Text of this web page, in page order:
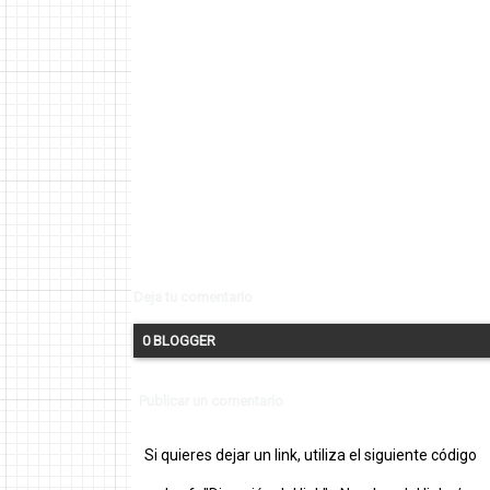
0 BLOGGER
Si quieres dejar un link, utiliza el siguiente código